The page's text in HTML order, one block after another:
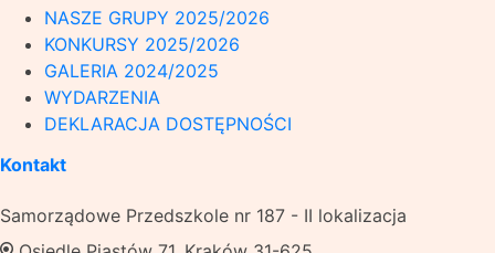
NASZE GRUPY 2025/2026
KONKURSY 2025/2026
GALERIA 2024/2025
WYDARZENIA
DEKLARACJA DOSTĘPNOŚCI
Kontakt
Samorządowe Przedszkole nr 187 - II lokalizacja